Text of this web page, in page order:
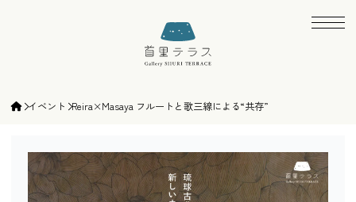
ギャラリー首里テラス | gallery SHURI
イベント Reira×Masaya フルートと歌三線による“共存”